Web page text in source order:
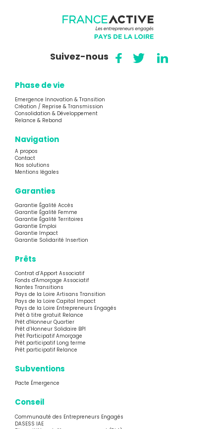
Suivez-nous
Phase de vie
Emergence Innovation & Transition
Création / Reprise & Transmission
Consolidation & Développement
Relance & Rebond
Navigation
A propos
Contact
Nos solutions
Mentions légales
Garanties
Garantie Égalité Accès
Garantie Égalité Femme
Garantie Égalité Territoires
Garantie Emploi
Garantie Impact
Garantie Solidarité Insertion
Prêts
Contrat d’Apport Associatif
Fonds d'Amorçage Associatif
Nantes Transitions
Pays de la Loire Artisans Transition
Pays de la Loire Capital Impact
Pays de la Loire Entrepreneurs Engagés
Prêt à titre gratuit Relance
Prêt d'Honneur Quartier
Prêt d’Honneur Solidaire BPI
Prêt Participatif Amorçage
Prêt participatif Long terme
Prêt participatif Relance
Subventions
Pacte Émergence
Conseil
Communauté des Entrepreneurs Engagés
DASESS IAE